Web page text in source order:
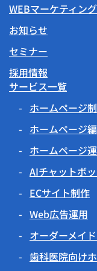
WEBマーケティン
お知らせ
セミナー
採用情報
サービス一覧
ホームページ
ホームページ
ホームページ
AIチャットボ
ECサイト制作
Web広告運用
オーダーメイ
歯科医院向け